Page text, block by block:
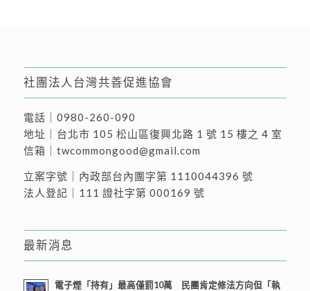
社團法人台灣共善促進協會
電話｜ 0980-260-090
地址｜ 台北市 105 松山區復興北路 1 號 15 樓之 4 室
信箱｜ twcommongood@gmail.com
立案字號｜內政部台內團字第 1110044396 號
法人登記｜111 證社字第 000169 號
最新消息
電子煙「持有」最高僅罰10萬 民團肯定修法方向但「執